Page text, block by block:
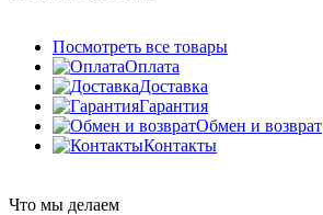
Посмотреть все товары
Оплата
Доставка
Гарантия
Обмен и возврат
Контакты
Что мы делаем